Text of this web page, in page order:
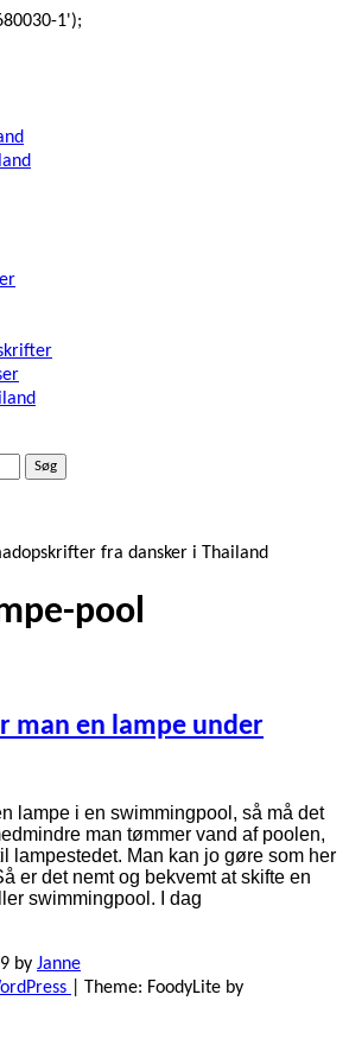
1');
fra dansker i Thailand
pool
man en lampe under
lampe i en swimmingpool, så må det
man tømmer vand af poolen,
lampestedet. Man kan jo gøre som her
er det nemt og bekvemt at skifte en
swimmingpool. I dag
by Janne
Theme: FoodyLite by